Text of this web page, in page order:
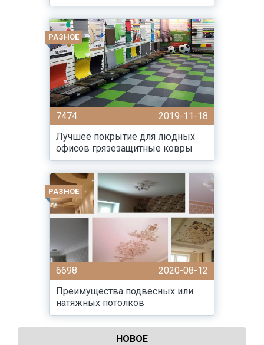
РАЗНОЕ
7474
2019-11-18
Лучшее покрытие для людных
офисов грязезащитные ковры
РАЗНОЕ
6698
2020-08-12
Преимущества подвесных или
натяжных потолков
НОВОЕ